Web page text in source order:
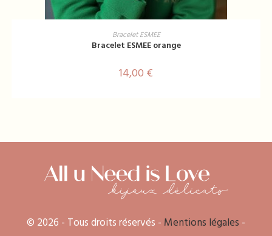
AJOUTER AU PANIER
Bracelet ESMEE
Bracelet ESMEE orange
14,00 €
© 2026 - Tous droits réservés - Mentions légales -